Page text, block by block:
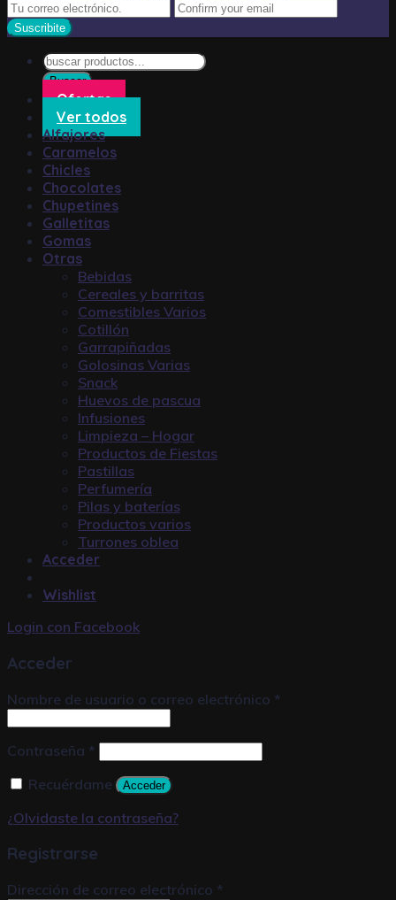
Búsqueda
de
productos
Buscar
Ofertas
Ver todos
Alfajores
Caramelos
Chicles
Chocolates
Chupetines
Galletitas
Gomas
Otras
Bebidas
Cereales y barritas
Comestibles Varios
Cotillón
Garrapiñadas
Golosinas Varias
Snack
Huevos de pascua
Infusiones
Limpieza – Hogar
Productos de Fiestas
Pastillas
Perfumería
Pilas y baterías
Productos varios
Turrones oblea
Acceder
Wishlist
Login con Facebook
Acceder
Nombre de usuario o correo electrónico *
Contraseña *
Recuérdame
Acceder
¿Olvidaste la contraseña?
Registrarse
Dirección de correo electrónico *